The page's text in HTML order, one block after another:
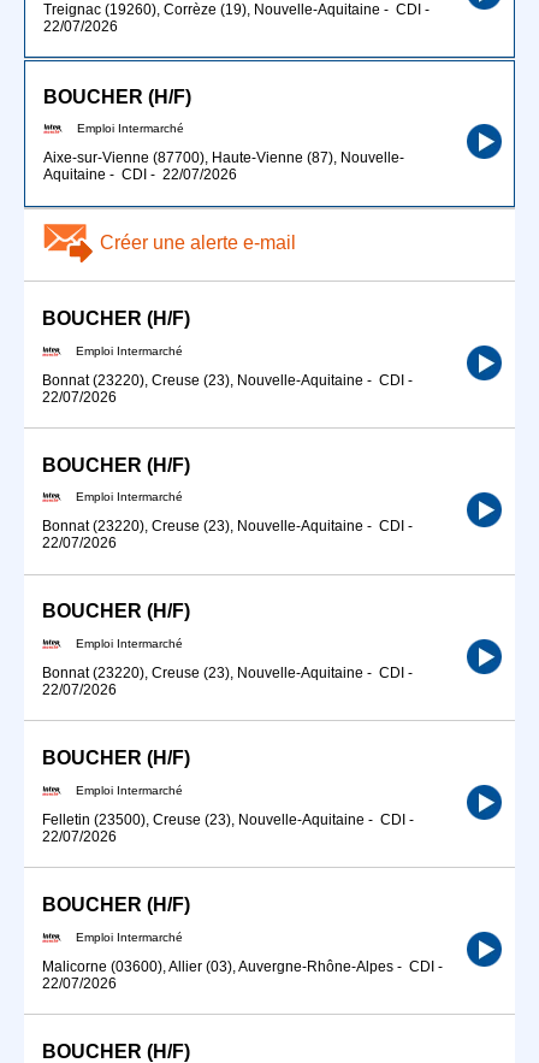
Treignac (19260), Corrèze (19), Nouvelle-Aquitaine - CDI -
22/07/2026
BOUCHER (H/F)
Emploi Intermarché
Aixe-sur-Vienne (87700), Haute-Vienne (87), Nouvelle-
Aquitaine - CDI - 22/07/2026
Créer une alerte e-mail
BOUCHER (H/F)
Emploi Intermarché
Bonnat (23220), Creuse (23), Nouvelle-Aquitaine - CDI -
22/07/2026
BOUCHER (H/F)
Emploi Intermarché
Bonnat (23220), Creuse (23), Nouvelle-Aquitaine - CDI -
22/07/2026
BOUCHER (H/F)
Emploi Intermarché
Bonnat (23220), Creuse (23), Nouvelle-Aquitaine - CDI -
22/07/2026
BOUCHER (H/F)
Emploi Intermarché
Felletin (23500), Creuse (23), Nouvelle-Aquitaine - CDI -
22/07/2026
BOUCHER (H/F)
Emploi Intermarché
Malicorne (03600), Allier (03), Auvergne-Rhône-Alpes - CDI -
22/07/2026
BOUCHER (H/F)